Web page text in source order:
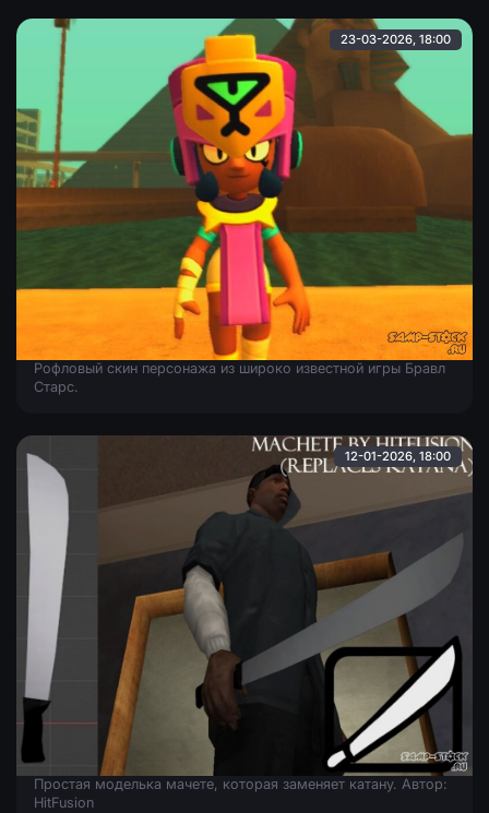
23-03-2026, 18:00
Нанджиа из Brawl Stars
Рофловый скин персонажа из широко известной игры Бравл
Старс.
12-01-2026, 18:00
Мачете
Простая моделька мачете, которая заменяет катану. Автор:
HitFusion